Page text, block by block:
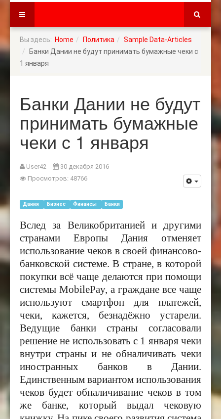
Вы здесь: Home Политика
Sample Data-Articles
Банки Дании не будут принимать бумажные чеки с
1 января
Банки Дании не будут
принимать бумажные
чеки с 1 января
User42
30 декабря 2016
Просмотров: 48766
Дания Бизнес Финансы Банки
Вслед за Великобританией и другими
странами Европы Дания отменяет
использование чеков в своей финансово-
банковской системе. В стране, в которой
покупки всё чаще делаются при помощи
системы MobilePay, а граждане все чаще
используют смартфон для платежей,
чеки, кажется, безнадёжно устарели.
Ведущие банки страны согласовали
решение не использовать с 1 января чеки
внутри страны и не обналичивать чеки
иностранных банков в Дании.
Единственным вариантом использования
чеков будет обналичивание чеков в том
же банке, который выдал чековую